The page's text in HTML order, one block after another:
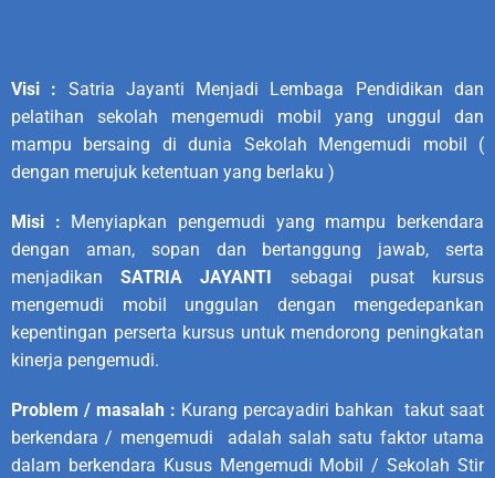
Visi : Satria Jayanti Menjadi Lembaga Pendidikan dan
pelatihan sekolah mengemudi mobil yang unggul dan
mampu bersaing di dunia Sekolah Mengemudi mobil (
dengan merujuk ketentuan yang berlaku )
Misi : Menyiapkan pengemudi yang mampu berkendara
dengan aman, sopan dan bertanggung jawab, serta
menjadikanSATRIA JAYANTI
sebagai pusat kursus
mengemudi mobil unggulan dengan mengedepankan
kepentingan perserta kursus untuk mendorong peningkatan
kinerja pengemudi.
Problem / masalah : Kurang percayadiri bahkan takut saat
berkendara / mengemudi adalah salah satu faktor utama
dalam berkendara Kusus Mengemudi Mobil / Sekolah Stir